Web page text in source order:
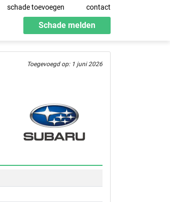
schade toevoegen contact
Schade melden
Toegevoegd op: 1 juni 2026